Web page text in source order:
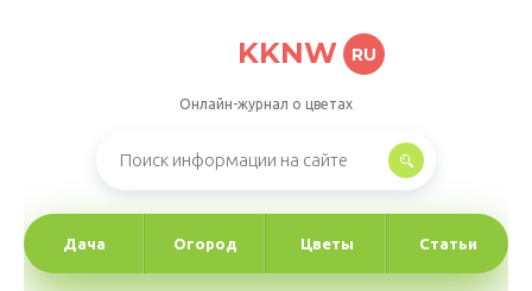
KKNW RU
Онлайн-журнал о цветах
Дача Огород Цветы Статьи